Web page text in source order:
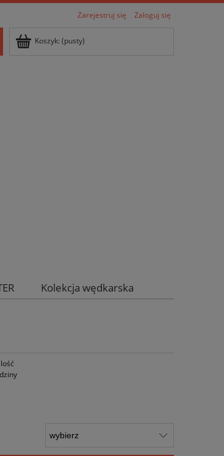
Zarejestruj się Zaloguj się
Koszyk: (pusty)
Kolekcja wędkarska